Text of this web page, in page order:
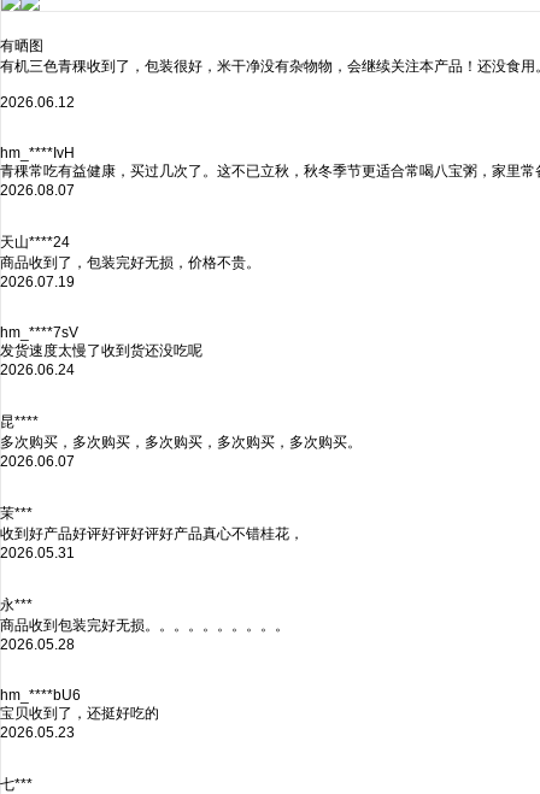
有晒图
有机三色青稞收到了，包装很好，米干净没有杂物物，会继续关注本产品！还没食用
2026.06.12
hm_****IvH
青稞常吃有益健康，买过几次了。这不已立秋，秋冬季节更适合常喝八宝粥，家里
2026.08.07
天山****24
商品收到了，包装完好无损，价格不贵。
2026.07.19
hm_****7sV
发货速度太慢了收到货还没吃呢
2026.06.24
昆****
多次购买，多次购买，多次购买，多次购买，多次购买。
2026.06.07
茉***
收到好产品好评好评好评好产品真心不错桂花，
2026.05.31
永***
商品收到包装完好无损。。。。。。。。。。
2026.05.28
hm_****bU6
宝贝收到了，还挺好吃的
2026.05.23
七***